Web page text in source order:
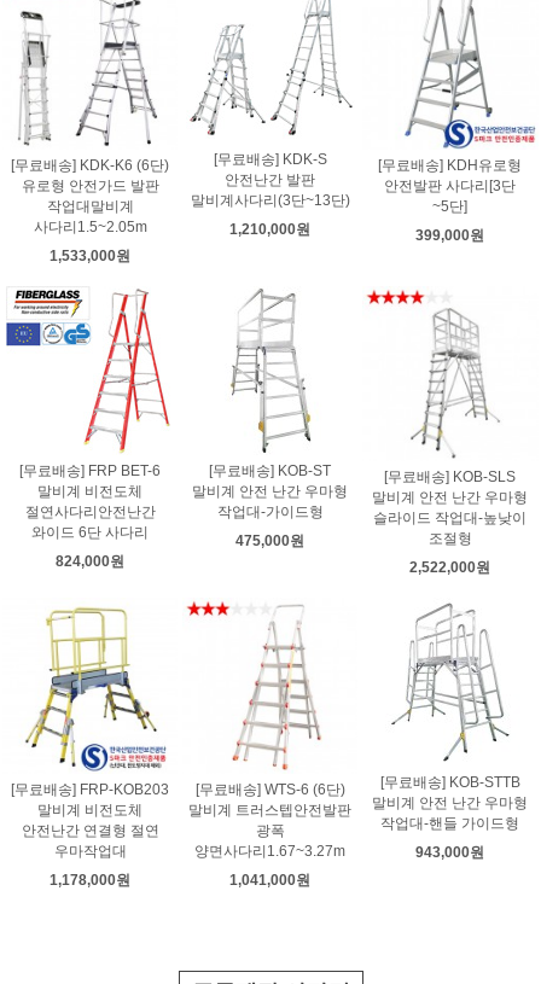
[무료배송] KDK-K6 (6단)
유로형 안전가드 발판
작업대말비계
사다리1.5~2.05m
1,533,000원
[무료배송] KDK-S
안전난간 발판
말비계사다리(3단~13단)
1,210,000원
[무료배송] KDH유로형
안전발판 사다리[3단
~5단]
399,000원
[무료배송] FRP BET-6
말비계 비전도체
절연사다리안전난간
와이드 6단 사다리
824,000원
[무료배송] KOB-ST
말비계 안전 난간 우마형
작업대-가이드형
475,000원
[무료배송] KOB-SLS
말비계 안전 난간 우마형
슬라이드 작업대-높낮이
조절형
2,522,000원
[무료배송] FRP-KOB203
말비계 비전도체
안전난간 연결형 절연
우마작업대
1,178,000원
[무료배송] WTS-6 (6단)
말비계 트러스텝안전발판
광폭
양면사다리1.67~3.27m
1,041,000원
[무료배송] KOB-STTB
말비계 안전 난간 우마형
작업대-핸들 가이드형
943,000원